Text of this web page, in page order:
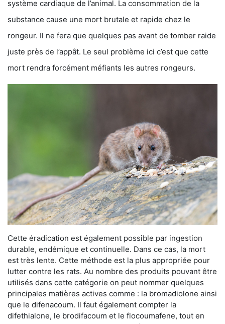
système cardiaque de l’animal. La consommation de la
substance cause une mort brutale et rapide chez le
rongeur. Il ne fera que quelques pas avant de tomber raide
juste près de l’appât. Le seul problème ici c’est que cette
mort rendra forcément méfiants les autres rongeurs.
Cette éradication est également possible par ingestion
durable, endémique et continuelle. Dans ce cas, la mort
est très lente. Cette méthode est la plus appropriée pour
lutter contre les rats. Au nombre des produits pouvant être
utilisés dans cette catégorie on peut nommer quelques
principales matières actives comme : la bromadiolone ainsi
que le difenacoum. Il faut également compter la
difethialone, le brodifacoum et le flocoumafene, tout en